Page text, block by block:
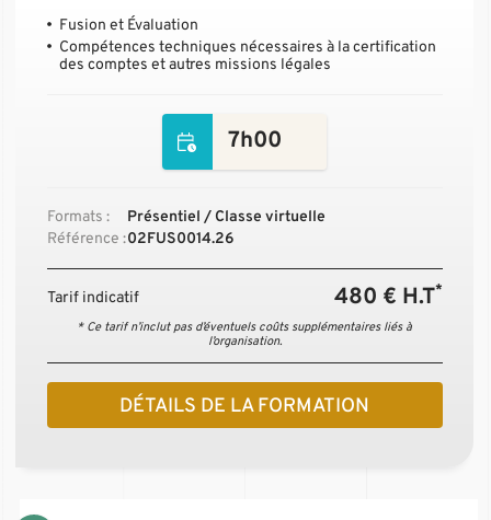
Fusion et Évaluation
Compétences techniques nécessaires à la certification
des comptes et autres missions légales
7h00
Formats :
Présentiel / Classe virtuelle
Référence :02FUS0014.26
Tarif indicatif 480 € H.T*
* Ce tarif n’inclut pas d’éventuels coûts supplémentaires liés à
l’organisation.
DÉTAILS DE LA FORMATION